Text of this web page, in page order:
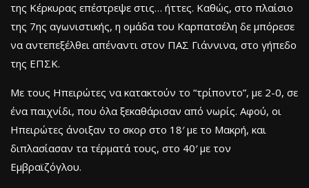
της Κέρκυρας επέστρεψε στις… ήττες. Καθώς, στο πλαίσιο
της 7ης αγωνιστικής, η ομάδα του Καρπατσέλη δε μπόρεσε
να αντεπεξέλθει απέναντι στον ΠΑΣ Γιάννινα, στο γήπεδο
της ΕΠΣΚ.
Με τους Ηπειρώτες να κατακτούν το “τρίποντο”, με 2-0, σε
ένα παιχνίδι, που όλα ξεκαθάρισαν από νωρίς. Αφού, οι
Ηπειρώτες άνοιξαν το σκορ στο 18′ με το Μακρή, και
διπλασίασαν τα τέρματά τους, στο 40′ με τον
Εμβραϊζόγλου.